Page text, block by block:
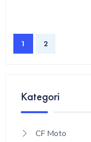
1 2
Kategori
CF Moto